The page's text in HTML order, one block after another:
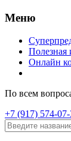
Меню
Полезная
Онлайн
По всем
+7 (917) 574-